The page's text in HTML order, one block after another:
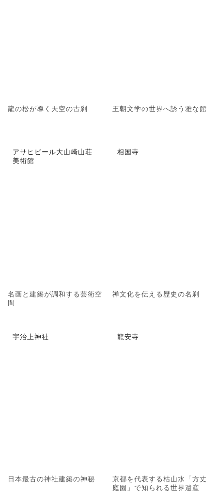
龍の松が導く天空の古刹 王朝文学の世界へ誘う雅な館
アサヒビール大山崎山荘
美術館
名画と建築が調和する芸術空
間
相国寺
禅文化を伝える歴史の名刹
宇治上神社
日本最古の神社建築の神秘
龍安寺
京都を代表する枯山水「方丈
庭園」で知られる世界遺産